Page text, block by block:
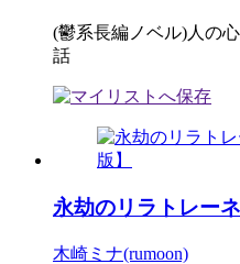
(鬱系長編ノベル)人の
話
永劫のリラトレー
木崎ミナ(rumoon)